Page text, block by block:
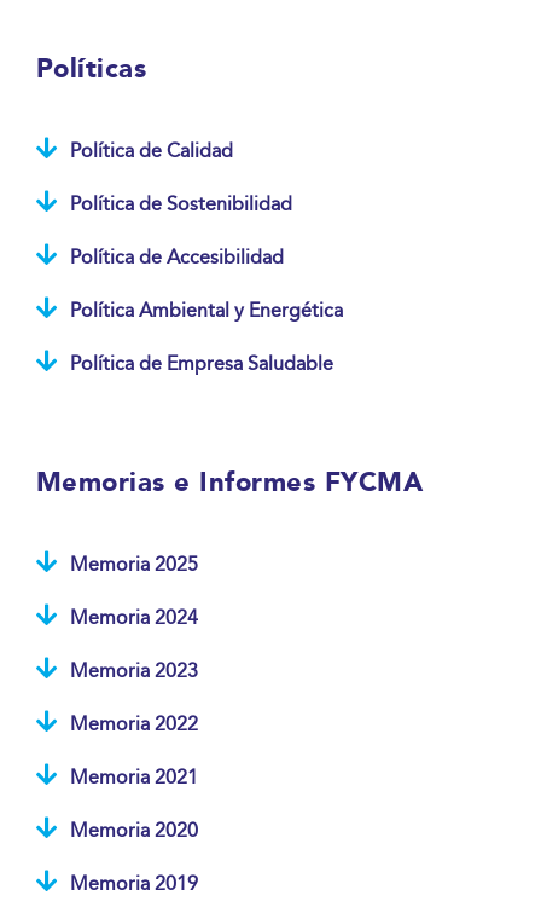
Políticas
Política de Calidad
Política de Sostenibilidad
Política de Accesibilidad
Política Ambiental y Energética
Política de Empresa Saludable
Memorias e Informes FYCMA
Memoria 2025
Memoria 2024
Memoria 2023
Memoria 2022
Memoria 2021
Memoria 2020
Memoria 2019